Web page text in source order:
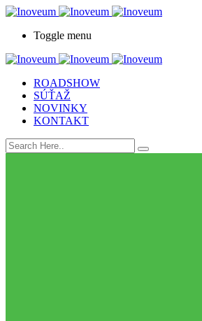
Toggle menu
ROADSHOW
SÚŤAŽ
NOVINKY
KONTAKT